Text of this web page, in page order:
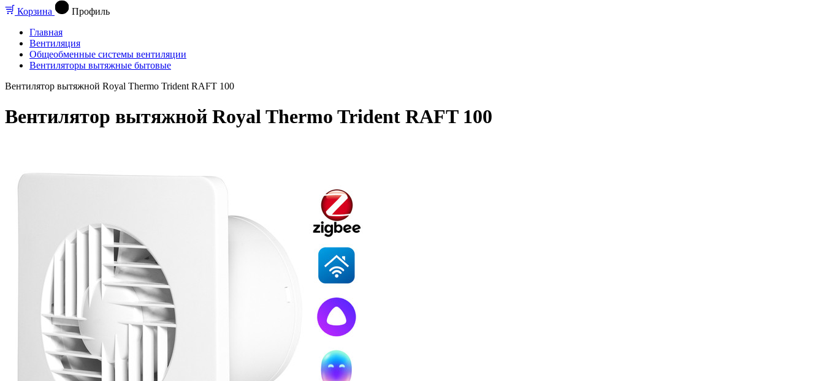
Корзина
Профиль
Главная
Вентиляция
Общеобменные системы вентиляции
Вентиляторы вытяжные бытовые
Вентилятор вытяжной Royal Thermo Trident RAFT 100
Вентилятор вытяжной Royal Thermo Trident RAFT 100